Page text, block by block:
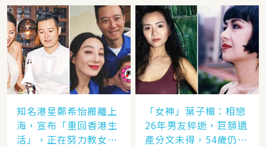
知名港星鄭希怡搬離上
海，宣布「重回香港生
活」，正在努力教女兒
「女神」葉子楣：相戀
26年男友猝逝，巨額遺
產分文未得，54歲仍單